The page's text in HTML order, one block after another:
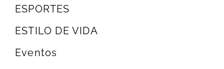
ESPORTES
ESTILO DE VIDA
Eventos